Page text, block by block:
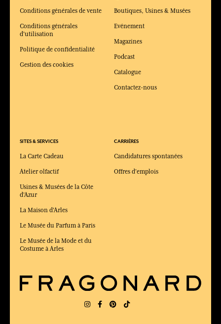
Conditions générales de vente
Conditions générales
d'utilisation
Politique de confidentialité
Gestion des cookies
SITES & SERVICES
La Carte Cadeau
Atelier olfactif
Usines & Musées de la Côte
d'Azur
La Maison d'Arles
Le Musée du Parfum à Paris
Le Musée de la Mode et du
Costume à Arles
Boutiques, Usines & Musées
Evénement
Magazines
Podcast
Catalogue
Contactez-nous
CARRIÈRES
Candidatures spontanées
Offres d'emplois